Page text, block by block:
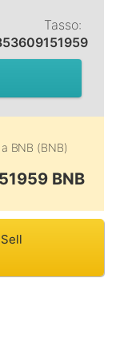
Tasso:
a BNB (BNB)
BNB